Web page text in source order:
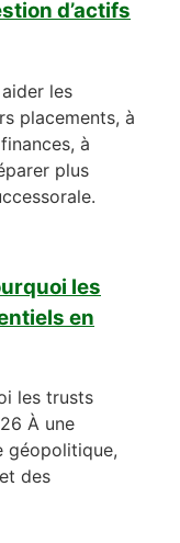
d’actifs
les
placements, à
à
plus
les
en
les trusts
À une
géopolitique,
des